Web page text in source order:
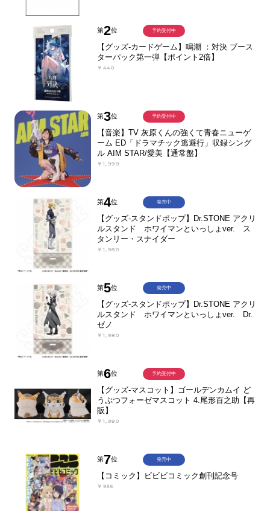
第2位
【グッズ-カードゲーム】鳴潮 ：対決 ブース
ターパック第一弾【ポイント2倍】
￥440
予約受付中
第3位
【音楽】TV 灰原くんの強くて青春ニューゲ
ーム ED「ドラマチック逃避行」収録シング
ル AIM STAR/愛美【通常盤】
￥1,999
予約受付中
第4位
【グッズ-スタンドポップ】Dr.STONE アクリ
ルスタンド ホワイマンといっしょver. ス
タンリー・スナイダー
￥1,980
発売中
第5位
【グッズ-スタンドポップ】Dr.STONE アクリ
ルスタンド ホワイマンといっしょver. Dr.
ゼノ
￥1,980
発売中
第6位
【グッズ-マスコット】ゴールデンカムイ ど
うぶつフォーゼマスコット 4.尾形百之助【再
販】
￥1,980
予約受付中
第7位
【コミック】ビビビコミック創刊記念号
￥935
発売中